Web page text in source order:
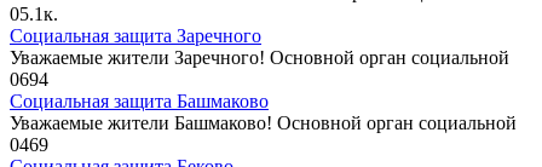
05.1к.
Социальная защита Заречного
Уважаемые жители Заречного! Основной орган социальной
0694
Социальная защита Башмаково
Уважаемые жители Башмаково! Основной орган социальной
0469